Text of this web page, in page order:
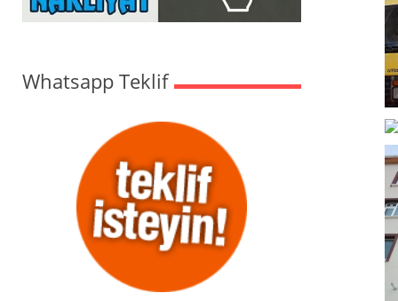
Whatsapp Teklif